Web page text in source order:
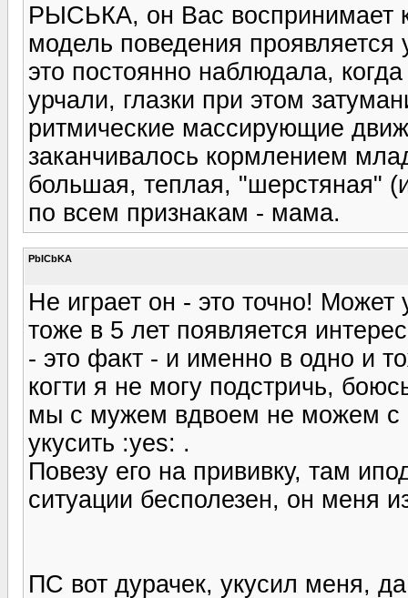
РЫСЬКА, он Вас воспринимает
модель поведения
это постоянно наблюдала,
урчали, глазки при этом
ритмические массирующие
заканчивалось кормлением
большая, теплая, "шерстяная"
по всем признакам - мама.
PbICbKA
Не играет он - это точно! Может
тоже в 5 лет появляется
- это факт - и именно в одно и
когти я не могу подстричь,
мы с мужем вдвоем не можем с
укусить :yes: .
Повезу его на прививку, там
ситуации бесполезен, он меня
ПС вот дурачек, укусил меня,